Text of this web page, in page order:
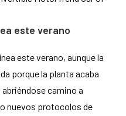
este verano
este verano, aunque la
porque la planta acaba
camino a
nuevos protocolos de